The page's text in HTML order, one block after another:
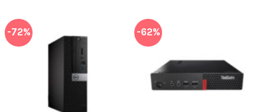
-72% -62%